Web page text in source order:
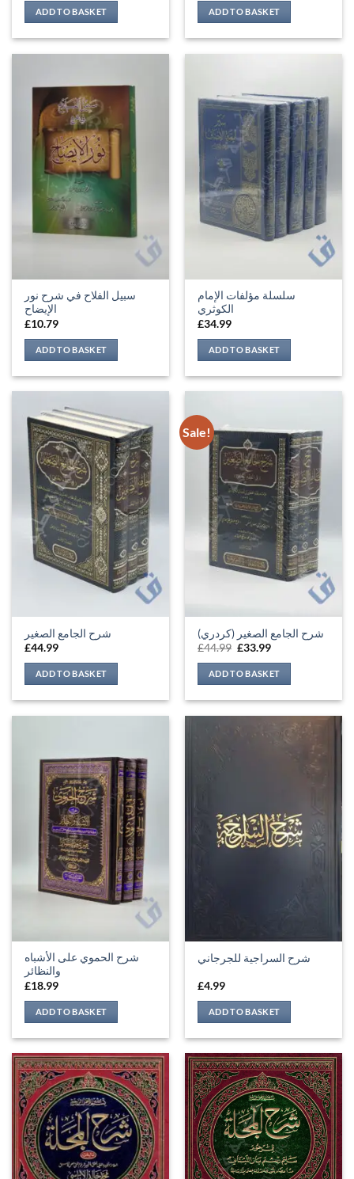
ADD TO BASKET ADD TO BASKET
سبيل الفلاح في شرح نور
الإيضاح
£10.79
ADD TO BASKET
سلسلة مؤلفات الإمام
الكوثري
£34.99
ADD TO BASKET
شرح الجامع الصغير
£44.99
ADD TO BASKET
Sale!
شرح الجامع الصغير (كردري)
£44.99 Original
was:
£44.99.
£33.99Current
is:
£33.99.
ADD TO BASKET
شرح الحموي على الأشباه
والنظائر
£18.99
ADD TO BASKET
شرح السراجية للجرجاني
£4.99
ADD TO BASKET